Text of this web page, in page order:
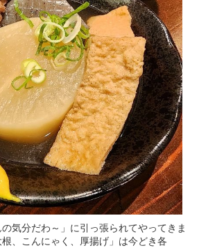
気分だわ～」に引っ張られてやってきま
、こんにゃく、厚揚げ」は今どき各